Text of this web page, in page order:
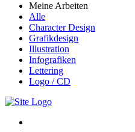
Meine Arbeiten
Alle
Character Design
Grafikdesign
Illustration
Infografiken
Lettering
Logo / CD